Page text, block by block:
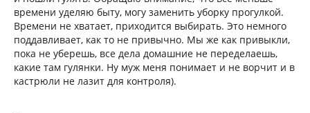
времени уделяю быту, могу заменить уборку прогулкой.
Времени не хватает, приходится выбирать. Это немного
поддавливает, как то не привычно. Мы же как привыкли,
пока не уберешь, все дела домашние не переделаешь,
какие там гулянки. Ну муж меня понимает и не ворчит и в
кастрюли не лазит для контроля).